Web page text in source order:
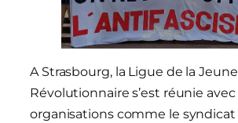
A Strasbourg, la Ligue de la
Révolutionnaire s’est réunie avec
organisations comme le